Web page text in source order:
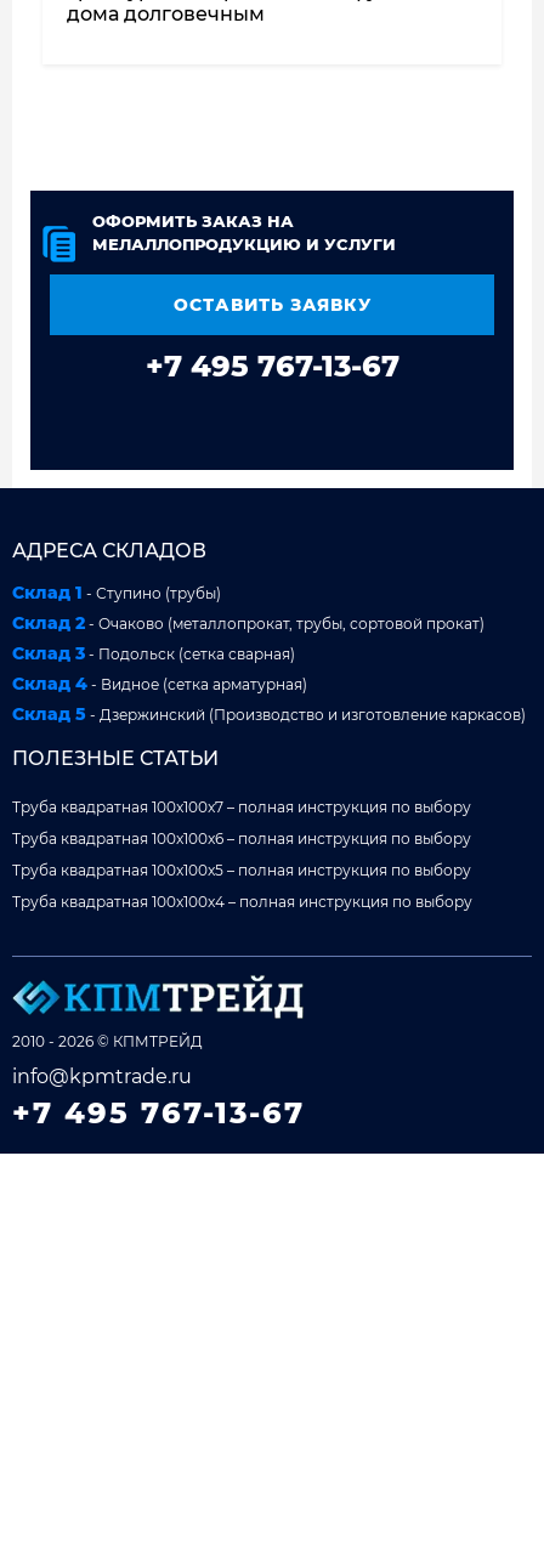
дома долговечным
ОФОРМИТЬ ЗАКАЗ НА
МЕЛАЛЛОПРОДУКЦИЮ И УСЛУГИ
ОСТАВИТЬ ЗАЯВКУ
+7 495 767-13-67
АДРЕСА СКЛАДОВ
Склад 1 - Ступино (трубы)
Склад 2 - Очаково (металлопрокат, трубы, сортовой прокат)
Склад 3 - Подольск (сетка сварная)
Склад 4 - Видное (сетка арматурная)
Склад 5 - Дзержинский (Производство и изготовление каркасов)
ПОЛЕЗНЫЕ СТАТЬИ
Труба квадратная 100x100x7 – полная инструкция по выбору
Труба квадратная 100x100x6 – полная инструкция по выбору
Труба квадратная 100x100x5 – полная инструкция по выбору
Труба квадратная 100x100x4 – полная инструкция по выбору
2010 - 2026 © КПМТРЕЙД
info@kpmtrade.ru
+7 495 767-13-67